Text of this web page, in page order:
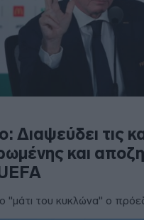
Διαψεύδει τις
και
"μάτι του κυκλώνα" ο